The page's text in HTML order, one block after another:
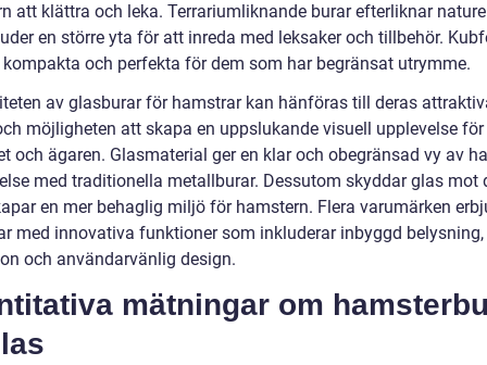
att klättra och leka. Terrariumliknande burar efterliknar
en större yta för att inreda med leksaker och tillbehör.
och perfekta för dem som har begränsat utrymme.
av glasburar för hamstrar kan hänföras till deras
möjligheten att skapa en uppslukande visuell upplevelse för
och ägaren. Glasmaterial ger en klar och obegränsad vy av
med traditionella metallburar. Dessutom skyddar glas mot
en mer behaglig miljö för hamstern. Flera varumärken
med innovativa funktioner som inkluderar inbyggd belysning,
och användarvänlig design.
mätningar om